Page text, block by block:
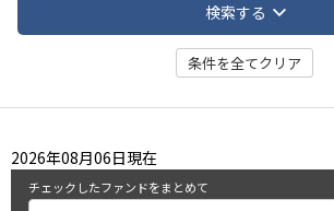
検索する
条件を全てクリア
2026年08月06日現在
チェックしたファンドをまとめて